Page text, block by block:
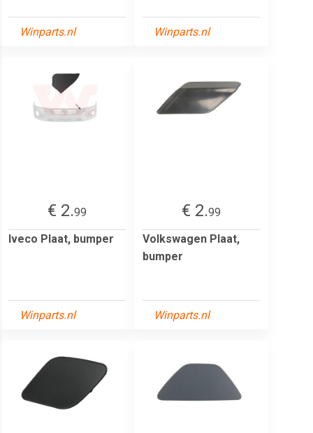
Winparts.nl Winparts.nl
€ 2.99
Iveco Plaat, bumper
Winparts.nl
€ 2.99
Volkswagen Plaat,
bumper
Winparts.nl